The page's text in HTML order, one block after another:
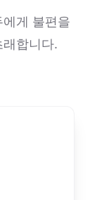
게 불편을
합니다.